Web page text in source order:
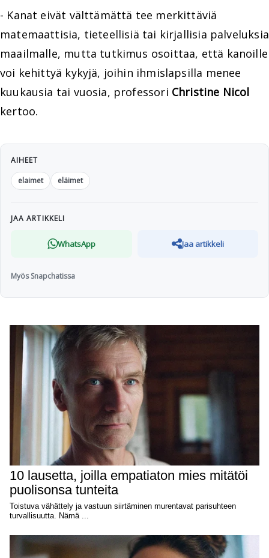
- Kanat eivät välttämättä tee merkittäviä
matemaattisia, tieteellisiä tai kirjallisia palveluksia
maailmalle, mutta tutkimus osoittaa, että kanoille
voi kehittyä kykyjä, joihin ihmislapsilla menee
kuukausia tai vuosia, professori Christine Nicol
kertoo.
AIHEET
elaimet
eläimet
JAA ARTIKKELI
WhatsApp Jaa artikkeli
Myös Snapchatissa